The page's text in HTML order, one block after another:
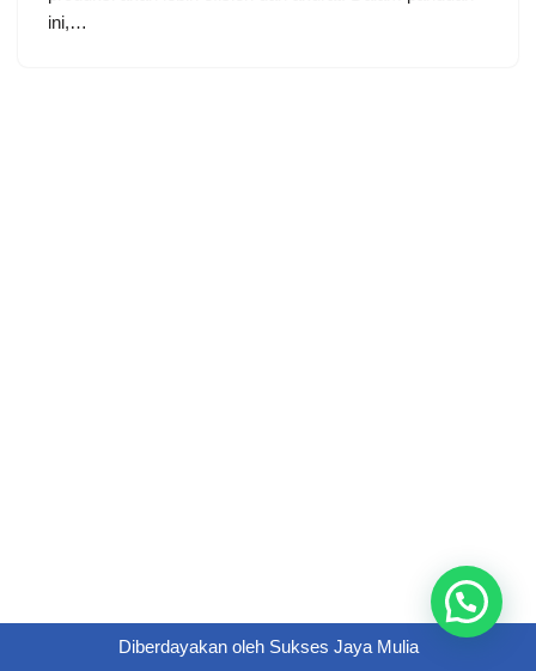
ini,…
Diberdayakan oleh Sukses Jaya Mulia